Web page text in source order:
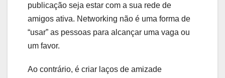
publicação seja estar com a sua rede de
amigos ativa. Networking não é uma forma de
“usar” as pessoas para alcançar uma vaga ou
um favor.
Ao contrário, é criar laços de amizade